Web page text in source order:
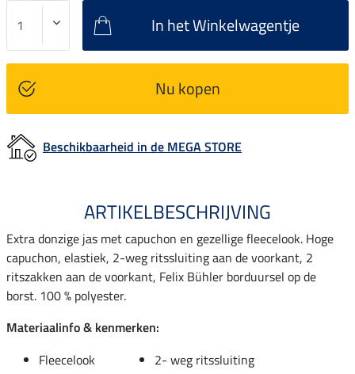
In het Winkelwagentje
Nu kopen
Beschikbaarheid in de MEGA STORE
ARTIKELBESCHRIJVING
Extra donzige jas met capuchon en gezellige fleecelook. Hoge
capuchon, elastiek, 2-weg ritssluiting aan de voorkant, 2
ritszakken aan de voorkant, Felix Bühler borduursel op de
borst. 100 % polyester.
Materiaalinfo & kenmerken:
Fleecelook
2- weg ritssluiting